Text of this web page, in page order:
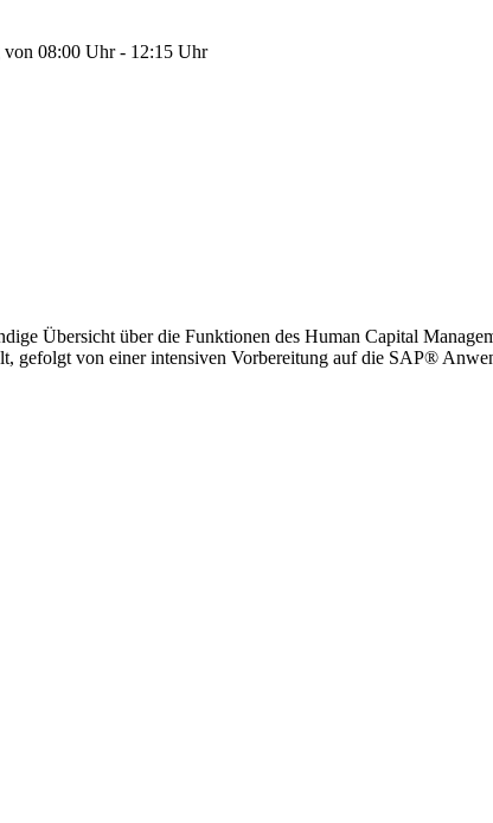
08:00 Uhr - 12:15 Uhr
Übersicht über die Funktionen des Human Capital
gefolgt von einer intensiven Vorbereitung auf die SAP®